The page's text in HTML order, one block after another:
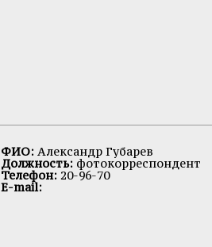
ФИО: Александр Губарев
Должность: фотокорреспондент
Телефон: 20-96-70
E-mail: